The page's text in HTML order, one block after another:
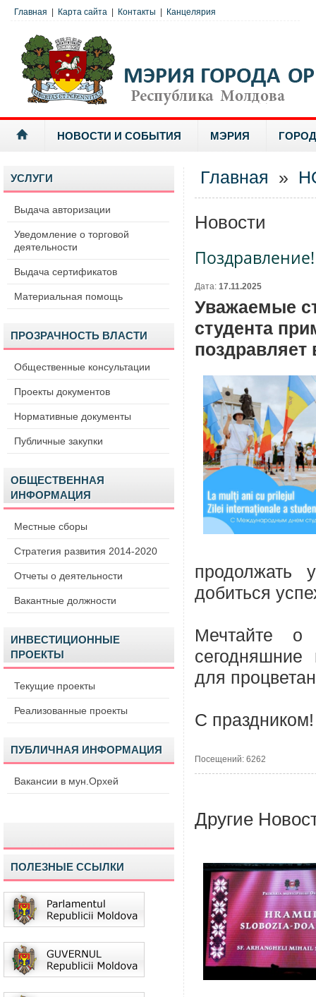
Главная Карта сайта Контакты Канцелярия
НОВОСТИ И СОБЫТИЯ МЭРИЯ
УСЛУГИ
Выдача авторизации
Уведомление о торговой
деятельности
Выдача сертификатов
Материальная помощь
ПРОЗРАЧНОСТЬ ВЛАСТИ
Общественные консультации
Проекты документов
Нормативные документы
Публичные закупки
ОБЩЕСТВЕННАЯ
ИНФОРМАЦИЯ
Местные сборы
Стратегия развития 2014-2020
Отчеты о деятельности
Вакантные должности
ИНВЕСТИЦИОННЫЕ
ПРОЕКТЫ
Текущие проекты
Реализованные проекты
ПУБЛИЧНАЯ ИНФОРМАЦИЯ
Вакансии в мун.Орхей
ПОЛЕЗНЫЕ ССЫЛКИ
Главная »
Новости
Поздравление!
Дата: 17.11.2025
Уважаемые
студента
поздравляет
продолжать
добиться
Мечтайте
для
С
Посещений: 6262
Другие